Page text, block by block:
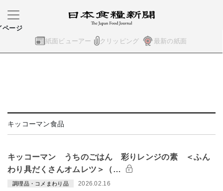
紙面ビューアー クリッピング 最新の紙面
ページ
キッコーマン食品
キッコーマン うちのごはん 彩りレンジの素 ＜ふん
わり具だくさんオムレツ＞（…
調理品・コメまわり品 2026.02.16